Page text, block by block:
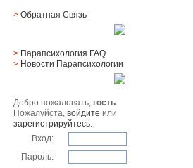
> Обратная Cвязь
> Парапсихология FAQ
> Новости Парапсихологии
Добро пожаловать,гость.
Пожалуйста,войдите или
зарегистрируйтесь.
Вход:
Пароль: